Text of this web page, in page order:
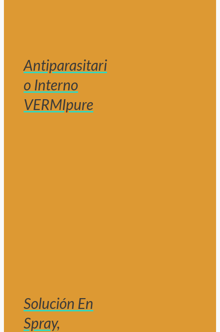
Antiparasitari
o Interno
VERMIpure
Solución En
Spray,